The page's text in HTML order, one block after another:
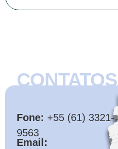
CONTATOS
Fone: +55 (61) 3321-
9563
Email: